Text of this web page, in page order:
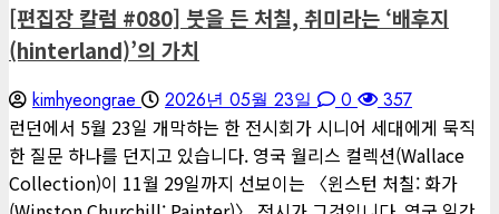
[편집장 칼럼 #080] 붓을 든 처칠, 취미라는 ‘배후지
(hinterland)’의 가치
kimhyeongrae 2026년 05월 23일 0 357
런던에서 5월 23일 개막하는 한 전시회가 시니어 세대에게 묵직
한 질문 하나를 던지고 있습니다. 영국 월리스 컬렉션(Wallace
Collection)이 11월 29일까지 선보이는 〈윈스턴 처칠: 화가